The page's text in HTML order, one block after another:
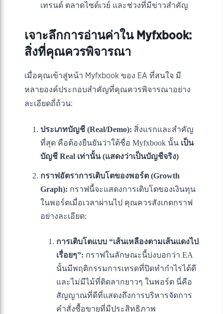
เทรนด์ ตลาดไซด์เวย์ และช่วงที่มีข่าวสำคัญ
เจาะลึกการอ่านค่าใน Myfxbook:
สิ่งที่คุณควรพิจารณา
เมื่อคุณเข้าสู่หน้า Myfxbook ของ EA ที่สนใจ มี
หลายองค์ประกอบสำคัญที่คุณควรพิจารณาอย่าง
ละเอียดถี่ถ้วน:
ประเภทบัญชี (Real/Demo): สิ่งแรกและสำคัญ
ที่สุด คือต้องยืนยันว่าใต้ชื่อ Myfxbook นั้น เป็น
บัญชี Real เท่านั้น (แสดงว่าเป็นบัญชีจริง)
กราฟอัตราการเติบโตของพอร์ต (Growth
Graph): กราฟนี้จะแสดงการเติบโตของเงินทุน
ในพอร์ตเมื่อเวลาผ่านไป คุณควรสังเกตกราฟ
อย่างละเอียด:
การเติบโตแบบ “เส้นเหลืองตามเส้นแดงไป
เรื่อยๆ”: กราฟในลักษณะนี้บ่งบอกว่า EA
นั้นมีพฤติกรรมการเทรดที่ปิดทำกำไรได้ดี
และไม่มีไม้ที่ติดลากยาวๆ ในพอร์ต นี่คือ
สัญญาณที่ดีที่แสดงถึงการบริหารจัดการ
คำสั่งซื้อขายที่มีประสิทธิภาพ